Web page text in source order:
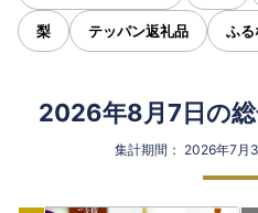
梨 テッパン返礼品 ふる
2026年8月7日の
集計期間： 2026年7月